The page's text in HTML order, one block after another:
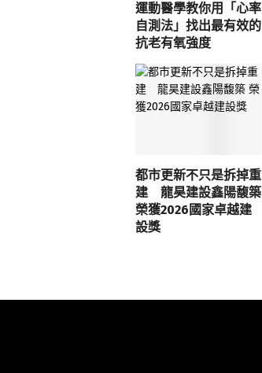
運動醫學教你用「心率
自測法」找出最有效的
抗老有氧強度
都市更新不只是拆掉重
建 龍昊建設鑫陽馥築
榮獲2026國家卓越建
設獎